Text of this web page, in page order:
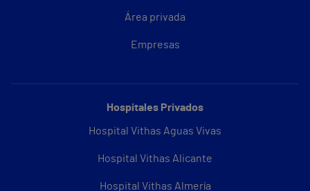
Área privada
Empresas
Hospitales Privados
Hospital Vithas Aguas Vivas
Hospital Vithas Alicante
Hospital Vithas Almería